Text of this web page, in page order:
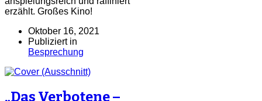
erzählt. Großes Kino!
Oktober 16, 2021
Publiziert in
Besprechung
„Das Verbotene –